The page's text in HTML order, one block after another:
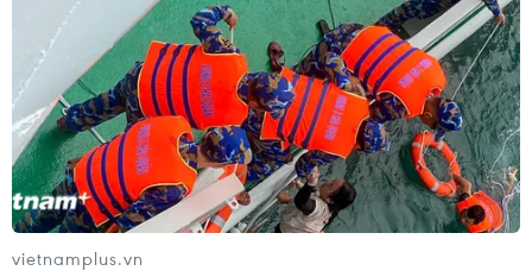
07/06/2023 01:41
Khép lại phiên giao dịch ngày 6/6, giá dầu Brent Biển
Bắc giảm 42 xu Mỹ, hay 0,6%, xuống 76,29 USD/thùng,
trong khi giá dầu thô ngọt nhẹ Mỹ (WTI) giảm 41 xu Mỹ,
hay 0,6%, xuống 71,74 USD/thùng.
vietnamplus.vn